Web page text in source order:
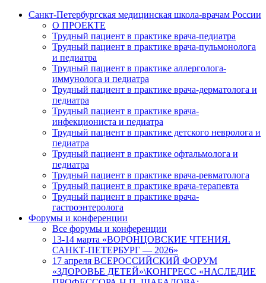
Санкт-Петербургская медицинская школа-врачам России
О ПРОЕКТЕ
Трудный пациент в практике врача-педиатра
Трудный пациент в практике врача-пульмонолога
и педиатра
Трудный пациент в практике аллерголога-
иммунолога и педиатра
Трудный пациент в практике врача-дерматолога и
педиатра
Трудный пациент в практике врача-
инфекциониста и педиатра
Трудный пациент в практике детского невролога и
педиатра
Трудный пациент в практике офтальмолога и
педиатра
Трудный пациент в практике врача-ревматолога
Трудный пациент в практике врача-терапевта
Трудный пациент в практике врача-
гастроэнтеролога
Форумы и конференции
Все форумы и конференции
13-14 марта «ВОРОНЦОВСКИЕ ЧТЕНИЯ.
САНКТ-ПЕТЕРБУРГ — 2026»
17 апреля ВСЕРОССИЙСКИЙ ФОРУМ
«ЗДОРОВЬЕ ДЕТЕЙ»\КОНГРЕСС «НАСЛЕДИЕ